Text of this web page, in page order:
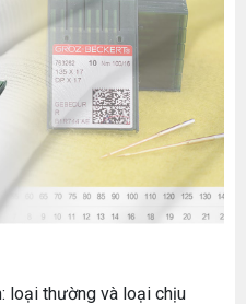
loại thường và loại chịu